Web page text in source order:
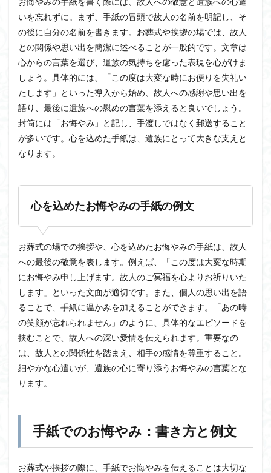
いを忘れずに。まず、手紙の冒頭で故人の名前を明記し、そ
の後に自分の名前を書きます。お葬式や挨拶の場では、故人
との関係や思い出を簡潔に述べることが一般的です。文章は
心からの言葉を選び、遺族の気持ちを慮った表現を心がけま
しょう。具体的には、「この度は大変な時にお便りを失礼い
たします」といった導入から始め、故人への感謝や思い出を
語り、最後に遺族への慰めの言葉を添えると良いでしょう。
封筒には「お悔やみ」と記し、手渡しではなく郵送すること
が多いです。心を込めた手紙は、遺族にとって大きな支えと
なります。
心を込めたお悔やみの手紙の例文
お葬式の場での挨拶や、心を込めたお悔やみの手紙は、故人
への最後の敬意を表します。例えば、「この度は大変な時期
にお悔やみ申し上げます。故人のご冥福を心よりお祈りいた
します」といった文面が適切です。また、個人の思い出を語
ることで、手紙に温かみを加えることができます。「あの時
の笑顔が忘れられません」のように、具体的なエピソードを
挟むことで、故人への深い愛情を伝えられます。重要なの
は、故人との関係性を踏まえ、相手の感情を尊重すること。
細やかな心遣いが、遺族の心に寄り添うお悔やみの言葉とな
ります。
手紙でのお悔やみ：書き方と例文
お葬式や挨拶の際に、手紙でお悔やみを伝えることは大切な